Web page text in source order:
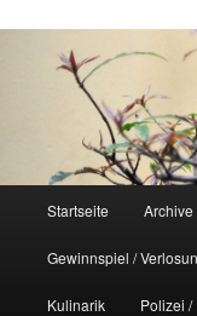
Startseite Archive
Gewinnspiel /
Kulinarik Polizei /